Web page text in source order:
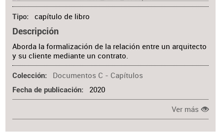
Tipo capítulo de libro
Descripción
Aborda la formalización de la relación entre un arquitecto
y su cliente mediante un contrato.
Colección Documentos C - Capítulos
Fecha de publicación 2020
Ver más